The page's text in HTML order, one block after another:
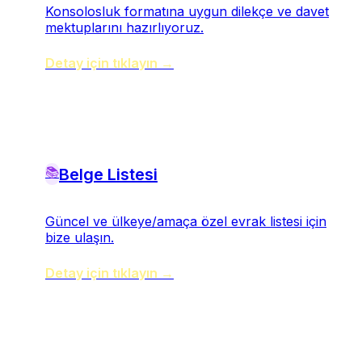
Konsolosluk formatına uygun dilekçe ve davet
mektuplarını hazırlıyoruz.
Detay için tıklayın →
📚Belge Listesi
Güncel ve ülkeye/amaça özel evrak listesi için
bize ulaşın.
Detay için tıklayın →